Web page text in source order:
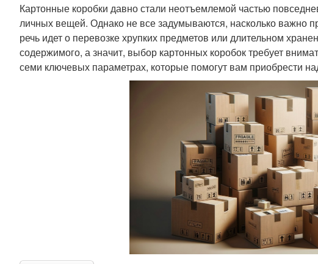
Картонные коробки давно стали неотъемлемой частью
личных вещей. Однако не все задумываются, насколько важно
речь идет о перевозке хрупких предметов или длительном
содержимого, а значит, выбор картонных коробок требует
семи ключевых параметрах, которые помогут вам приобрести